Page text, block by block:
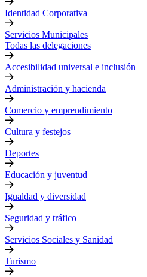
Identidad Corporativa
Servicios Municipales
Todas las delegaciones
Accesibilidad universal e inclusión
Administración y hacienda
Comercio y emprendimiento
Cultura y festejos
Deportes
Educación y juventud
Igualdad y diversidad
Seguridad y tráfico
Servicios Sociales y Sanidad
Turismo